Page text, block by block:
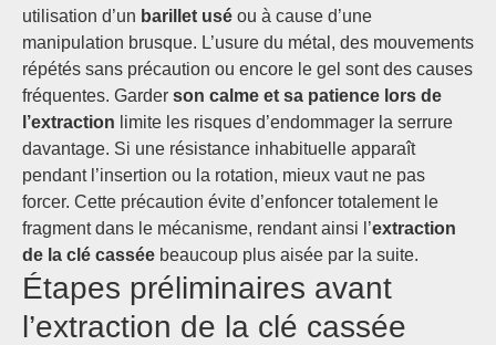
utilisation d’un barillet usé ou à cause d’une
manipulation brusque. L’usure du métal, des mouvements
répétés sans précaution ou encore le gel sont des causes
fréquentes. Garder son calme et sa patience lors de
l’extraction limite les risques d’endommager la serrure
davantage. Si une résistance inhabituelle apparaît
pendant l’insertion ou la rotation, mieux vaut ne pas
forcer. Cette précaution évite d’enfoncer totalement le
fragment dans le mécanisme, rendant ainsi l’extraction
de la clé cassée beaucoup plus aisée par la suite.
Étapes préliminaires avant
l’extraction de la clé cassée